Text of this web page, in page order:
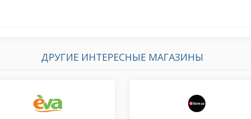
ДРУГИЕ ИНТЕРЕСНЫЕ МАГАЗИНЫ